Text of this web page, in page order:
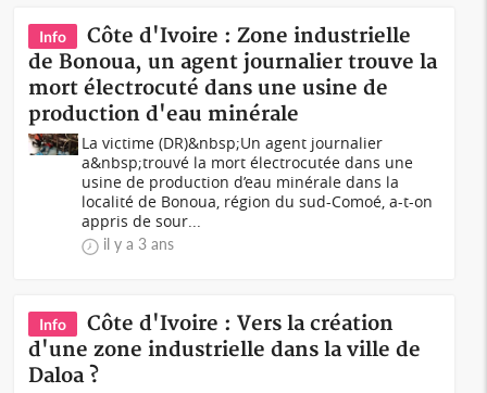
Info
Côte d'Ivoire : Zone industrielle
de Bonoua, un agent journalier trouve la
mort électrocuté dans une usine de
production d'eau minérale
La victime (DR)&nbsp;Un agent journalier
a&nbsp;trouvé la mort électrocutée dans une
usine de production d’eau minérale dans la
localité de Bonoua, région du sud-Comoé, a-t-on
appris de sour...
il y a 3 ans
Info
Côte d'Ivoire : Vers la création
d'une zone industrielle dans la ville de
Daloa ?